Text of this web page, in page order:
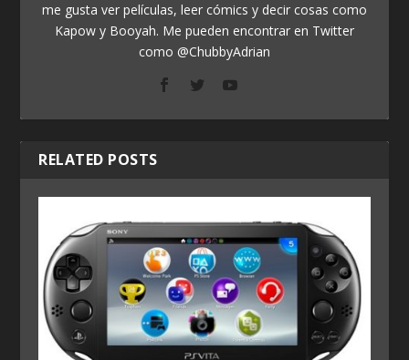
me gusta ver películas, leer cómics y decir cosas como
Kapow y Booyah. Me pueden encontrar en Twitter
como @ChubbyAdrian
RELATED POSTS